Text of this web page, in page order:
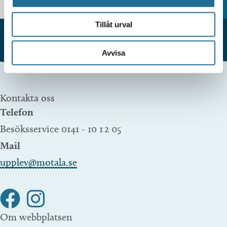
Tillåt urval
Avvisa
Kontakta oss
Telefon
Besöksservice 0141 - 10 1 2 05
Mail
upplev@motala.se
Om webbplatsen